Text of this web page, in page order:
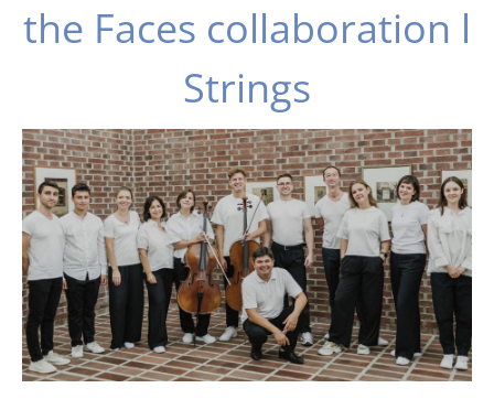
the Faces collaboration l
Strings